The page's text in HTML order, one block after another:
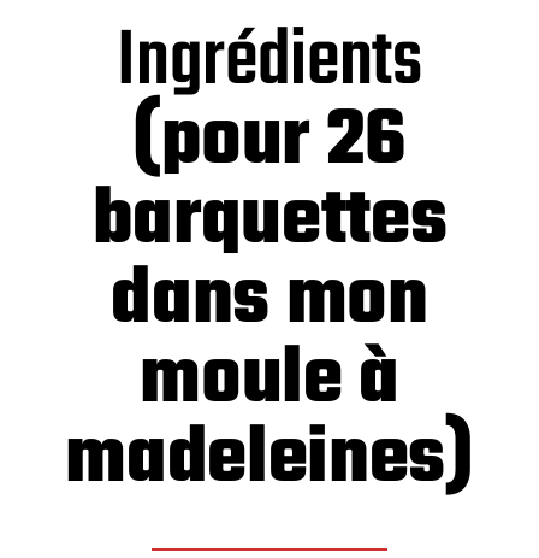
Ingrédients
(pour 26
barquettes
dans mon
moule à
madeleines)